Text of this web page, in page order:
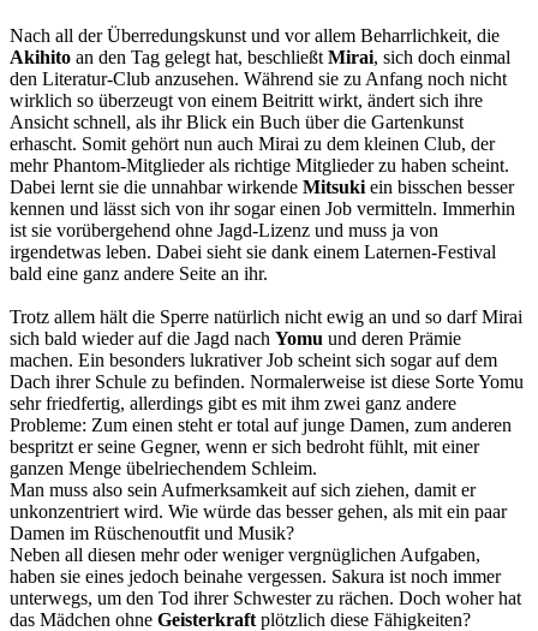
Nach all der Überredungskunst und vor allem Beharrlichkeit, die
Akihito an den Tag gelegt hat, beschließt Mirai, sich doch einmal
den Literatur-Club anzusehen. Während sie zu Anfang noch nicht
wirklich so überzeugt von einem Beitritt wirkt, ändert sich ihre
Ansicht schnell, als ihr Blick ein Buch über die Gartenkunst
erhascht. Somit gehört nun auch Mirai zu dem kleinen Club, der
mehr Phantom-Mitglieder als richtige Mitglieder zu haben scheint.
Dabei lernt sie die unnahbar wirkende Mitsuki ein bisschen besser
kennen und lässt sich von ihr sogar einen Job vermitteln. Immerhin
ist sie vorübergehend ohne Jagd-Lizenz und muss ja von
irgendetwas leben. Dabei sieht sie dank einem Laternen-Festival
bald eine ganz andere Seite an ihr.
Trotz allem hält die Sperre natürlich nicht ewig an und so darf Mirai
sich bald wieder auf die Jagd nach Yomu und deren Prämie
machen. Ein besonders lukrativer Job scheint sich sogar auf dem
Dach ihrer Schule zu befinden. Normalerweise ist diese Sorte Yomu
sehr friedfertig, allerdings gibt es mit ihm zwei ganz andere
Probleme: Zum einen steht er total auf junge Damen, zum anderen
bespritzt er seine Gegner, wenn er sich bedroht fühlt, mit einer
ganzen Menge übelriechendem Schleim.
Man muss also sein Aufmerksamkeit auf sich ziehen, damit er
unkonzentriert wird. Wie würde das besser gehen, als mit ein paar
Damen im Rüschenoutfit und Musik?
Neben all diesen mehr oder weniger vergnüglichen Aufgaben,
haben sie eines jedoch beinahe vergessen. Sakura ist noch immer
unterwegs, um den Tod ihrer Schwester zu rächen. Doch woher hat
das Mädchen ohne Geisterkraft plötzlich diese Fähigkeiten?